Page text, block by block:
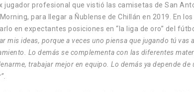
jugador profesional que vistió las camisetas de San
Morning, para llegar a Ñublense de Chillán en 2019. En
en expectantes posiciones en “la liga de oro” del
mis ideas, porque a veces uno piensa que jugando tú
Lo demás se complementa con las diferentes
trabajar mejor en equipo. Lo demás ya depende